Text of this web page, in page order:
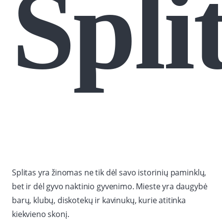
Splitas yra žinomas ne tik dėl savo istorinių paminklų,
bet ir dėl gyvo naktinio gyvenimo. Mieste yra daugybė
barų, klubų, diskotekų ir kavinukų, kurie atitinka
kiekvieno skonį.